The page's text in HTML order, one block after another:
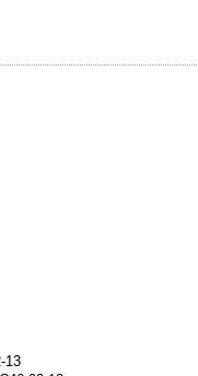
13